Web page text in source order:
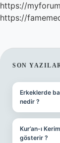
https://
https://
SON
Erkeklerde
nedir ?
Kur’an-ı
gösterir ?